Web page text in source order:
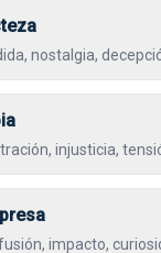
nostalgia,
injusticia,
impacto,